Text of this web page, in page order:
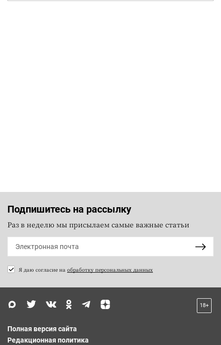
Подпишитесь на рассылку
Раз в неделю мы присылаем самые важные статьи
Я даю согласие на обработку персональных данных
18+
Полная версия сайта
Редакционная политика